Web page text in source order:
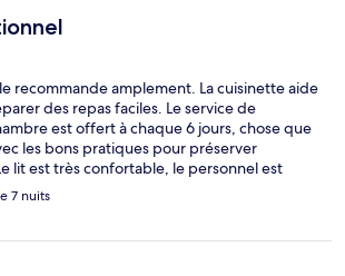
recommande amplement. La cuisinette aide
des repas faciles. Le service de
est offert à chaque 6 jours, chose que
les bons pratiques pour préserver
lit est très confortable, le personnel est
7 nuits